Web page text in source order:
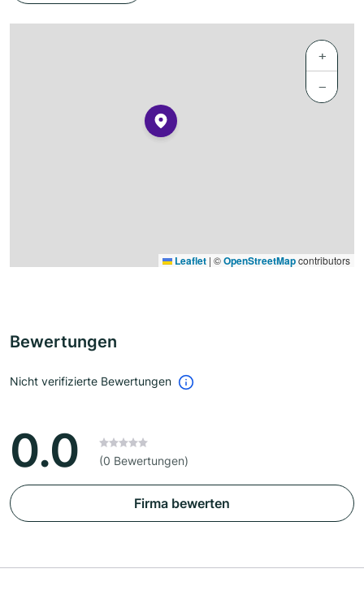
+
−
Leaflet | ©OpenStreetMapcontributors
Bewertungen
Nicht verifizierte Bewertungen
0.0 (0 Bewertungen)
Firma bewerten